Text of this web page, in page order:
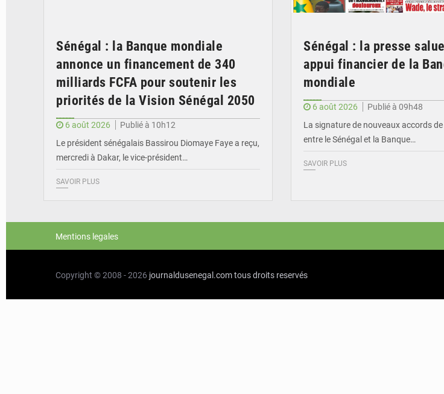
Sénégal : la Banque mondiale
annonce un financement de 340
milliards FCFA pour soutenir les
priorités de la Vision Sénégal 2050
6 août 2026
Publié à 10h12
Le président sénégalais Bassirou Diomaye Faye a reçu,
mercredi à Dakar, le vice-président…
SAVOIR PLUS
Sénégal : la presse
appui financier de la
mondiale
6 août 2026
Publié à 09h48
La signature de nouveaux accords
entre le Sénégal et la Banque…
SAVOIR PLUS
Mentions legales
Copyright © 2008 - 2026 journaldusenegal.comtous droits reservés